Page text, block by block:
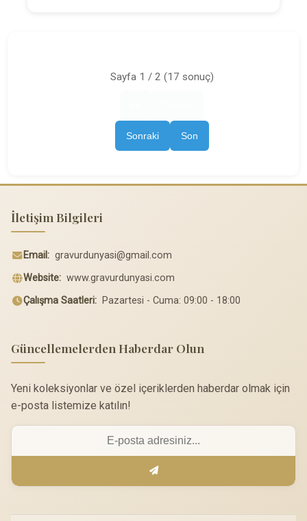
Sayfa 1 / 2 (17 sonuç)
Sonraki Son
İletişim Bilgileri
Email: gravurdunyasi@gmail.com
Website: www.gravurdunyasi.com
Çalışma Saatleri: Pazartesi - Cuma: 09:00 - 18:00
Güncellemelerden Haberdar Olun
Yeni koleksiyonlar ve özel içeriklerden haberdar olmak için
e-posta listemize katılın!